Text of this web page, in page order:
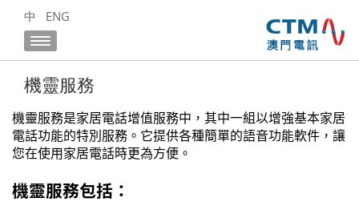
中 ENG
機靈服務
機靈服務是家居電話增值服務中，其中一組以增強基本家居
電話功能的特別服務。它提供各種簡單的語音功能軟件，讓
您在使用家居電話時更為方便。
機靈服務包括：